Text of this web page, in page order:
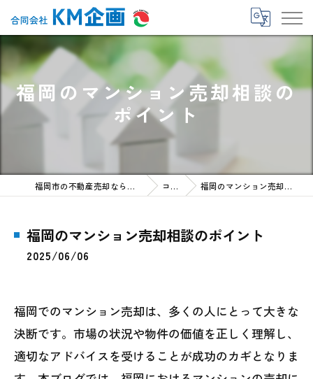
福岡のマンション売却相談の
ポイント
福岡市の不動産売却なら合同会社KM企画 コラム 福岡のマンション売却相談のポイント
福岡のマンション売却相談のポイント
2025/06/06
福岡でのマンション売却は、多くの人にとって大きな
決断です。市場の状況や物件の価値を正しく理解し、
適切なアドバイスを受けることが成功のカギとなりま